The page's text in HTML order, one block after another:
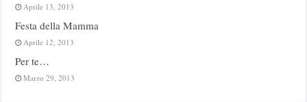
Aprile 13, 2013
Festa della Mamma
Aprile 12, 2013
Per te…
Marzo 29, 2013